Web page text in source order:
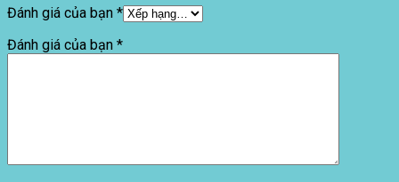
Đánh giá của bạn *
Đánh giá của bạn *